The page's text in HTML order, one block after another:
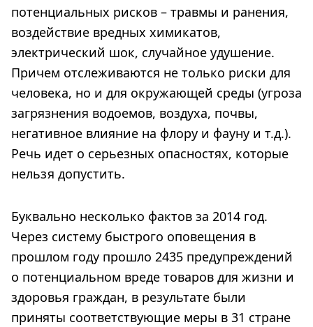
потенциальных рисков – травмы и ранения,
воздействие вредных химикатов,
электрический шок, случайное удушение.
Причем отслеживаются не только риски для
человека, но и для окружающей среды (угроза
загрязнения водоемов, воздуха, почвы,
негативное влияние на флору и фауну и т.д.).
Речь идет о серьезных опасностях, которые
нельзя допустить.
Буквально несколько фактов за 2014 год.
Через систему быстрого оповещения в
прошлом году прошло 2435 предупреждений
о потенциальном вреде товаров для жизни и
здоровья граждан, в результате были
приняты соответствующие меры в 31 стране